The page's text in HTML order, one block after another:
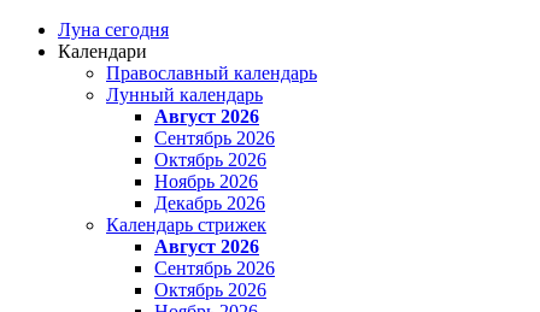
Луна сегодня
Календари
Православный календарь
Лунный календарь
Август 2026
Сентябрь 2026
Октябрь 2026
Ноябрь 2026
Декабрь 2026
Календарь стрижек
Август 2026
Сентябрь 2026
Октябрь 2026